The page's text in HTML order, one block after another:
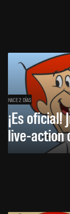
HACE 2 DÍAS
¡Es oficial!
live-action